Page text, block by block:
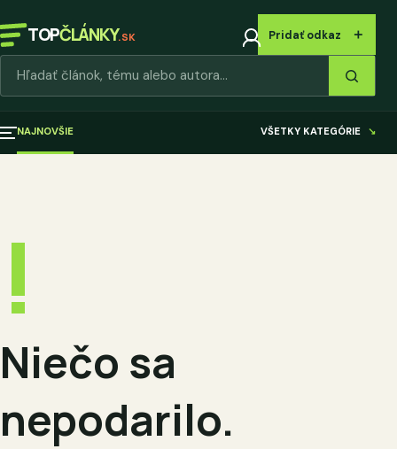
TOPČLÁNKY.SK Pridať odkaz ＋
NAJNOVŠIE VŠETKY KATEGÓRIE ↘
!
Niečo sa
nepodarilo.